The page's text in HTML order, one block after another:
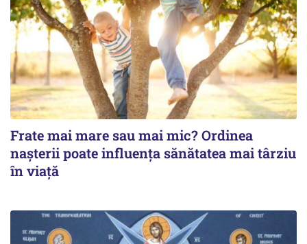
Frate mai mare sau mai mic? Ordinea
nașterii poate influența sănătatea mai târziu
în viață